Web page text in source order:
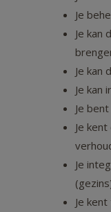
Je
Je kan
Je kan
Je kan
Je
Je
Je
Je